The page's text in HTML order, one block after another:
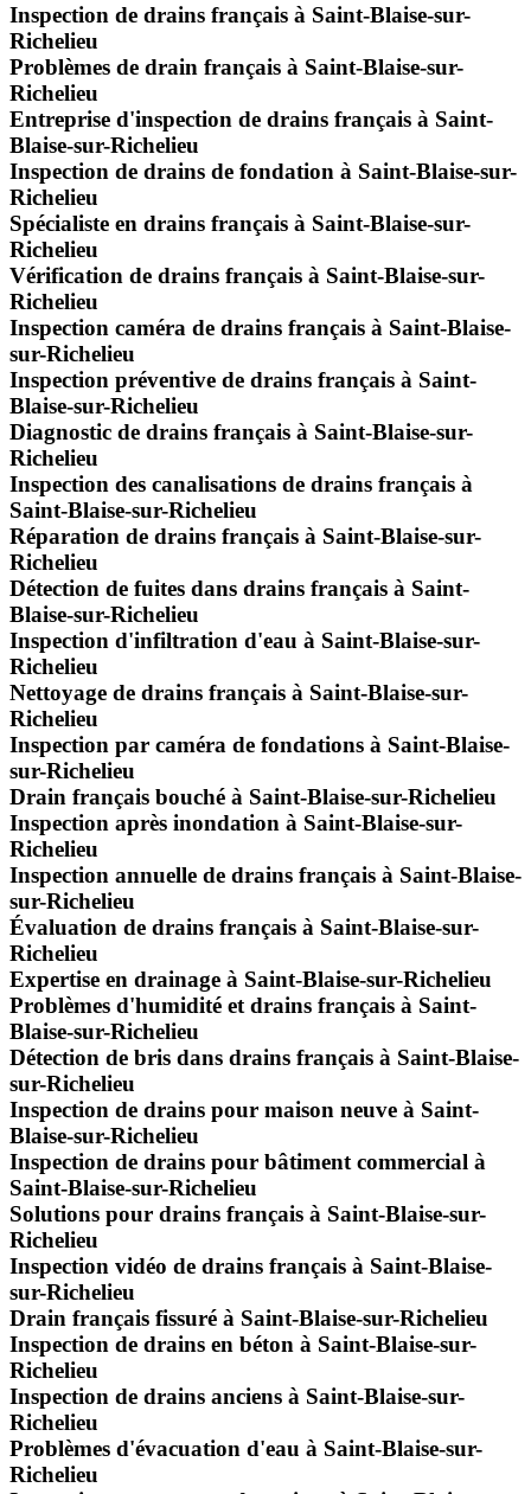
Inspection de drains français à Saint-Blaise-sur-
Richelieu
Problèmes de drain français à Saint-Blaise-sur-
Richelieu
Entreprise d'inspection de drains français à Saint-
Blaise-sur-Richelieu
Inspection de drains de fondation à Saint-Blaise-sur-
Richelieu
Spécialiste en drains français à Saint-Blaise-sur-
Richelieu
Vérification de drains français à Saint-Blaise-sur-
Richelieu
Inspection caméra de drains français à Saint-Blaise-
sur-Richelieu
Inspection préventive de drains français à Saint-
Blaise-sur-Richelieu
Diagnostic de drains français à Saint-Blaise-sur-
Richelieu
Inspection des canalisations de drains français à
Saint-Blaise-sur-Richelieu
Réparation de drains français à Saint-Blaise-sur-
Richelieu
Détection de fuites dans drains français à Saint-
Blaise-sur-Richelieu
Inspection d'infiltration d'eau à Saint-Blaise-sur-
Richelieu
Nettoyage de drains français à Saint-Blaise-sur-
Richelieu
Inspection par caméra de fondations à Saint-Blaise-
sur-Richelieu
Drain français bouché à Saint-Blaise-sur-Richelieu
Inspection après inondation à Saint-Blaise-sur-
Richelieu
Inspection annuelle de drains français à Saint-Blaise-
sur-Richelieu
Évaluation de drains français à Saint-Blaise-sur-
Richelieu
Expertise en drainage à Saint-Blaise-sur-Richelieu
Problèmes d'humidité et drains français à Saint-
Blaise-sur-Richelieu
Détection de bris dans drains français à Saint-Blaise-
sur-Richelieu
Inspection de drains pour maison neuve à Saint-
Blaise-sur-Richelieu
Inspection de drains pour bâtiment commercial à
Saint-Blaise-sur-Richelieu
Solutions pour drains français à Saint-Blaise-sur-
Richelieu
Inspection vidéo de drains français à Saint-Blaise-
sur-Richelieu
Drain français fissuré à Saint-Blaise-sur-Richelieu
Inspection de drains en béton à Saint-Blaise-sur-
Richelieu
Inspection de drains anciens à Saint-Blaise-sur-
Richelieu
Problèmes d'évacuation d'eau à Saint-Blaise-sur-
Richelieu